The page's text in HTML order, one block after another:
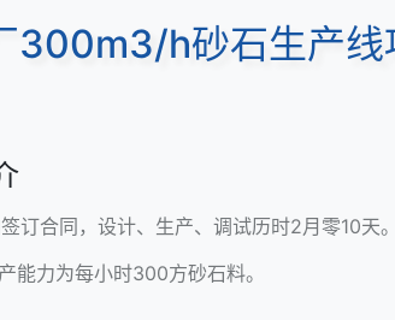
300m3/h砂石生产线
订合同，设计、生产、调试历时2月零10天
能力为每小时300方砂石料。